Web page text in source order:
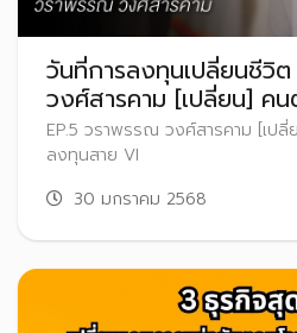
วันที่การลงทุนเปลี่ยนชีวิ
วงศ์สารคาม [เปลี่ยน] ค
ลงทุนสาย VI
EP.5 วราพรรณ วงศ์สารคาม [เป
ลงทุนสาย VI
30 มกราคม 2568